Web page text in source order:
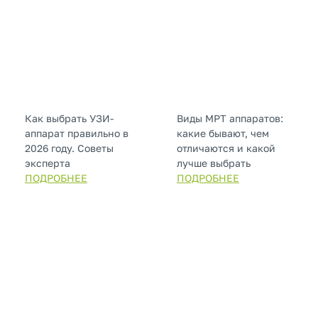
Как выбрать УЗИ-
аппарат правильно в
2026 году. Советы
эксперта
ПОДРОБНЕЕ
Виды МРТ аппаратов:
какие бывают, чем
отличаются и какой
лучше выбрать
ПОДРОБНЕЕ